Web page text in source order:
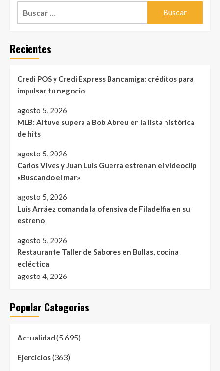
Recientes
Credi POS y Credi Express Bancamiga: créditos para
impulsar tu negocio
agosto 5, 2026
MLB: Altuve supera a Bob Abreu en la lista histórica
de hits
agosto 5, 2026
Carlos Vives y Juan Luis Guerra estrenan el videoclip
«Buscando el mar»
agosto 5, 2026
Luis Arráez comanda la ofensiva de Filadelfia en su
estreno
agosto 5, 2026
Restaurante Taller de Sabores en Bullas, cocina
ecléctica
agosto 4, 2026
Popular Categories
Actualidad (5.695)
Ejercicios(363)